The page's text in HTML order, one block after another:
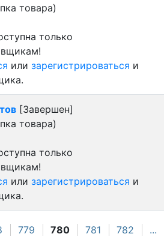
779 780 781 782 ...
товара)
только
или зарегистрироваться и
[Завершен]
товара)
только
или зарегистрироваться и